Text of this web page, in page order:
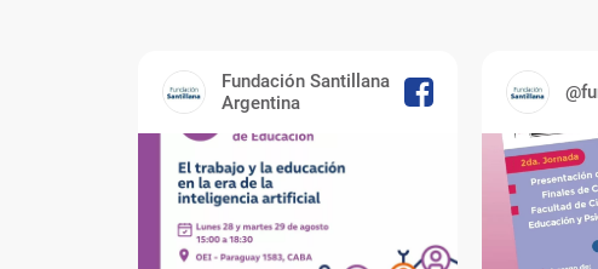
Fundación Santillana
Argentina